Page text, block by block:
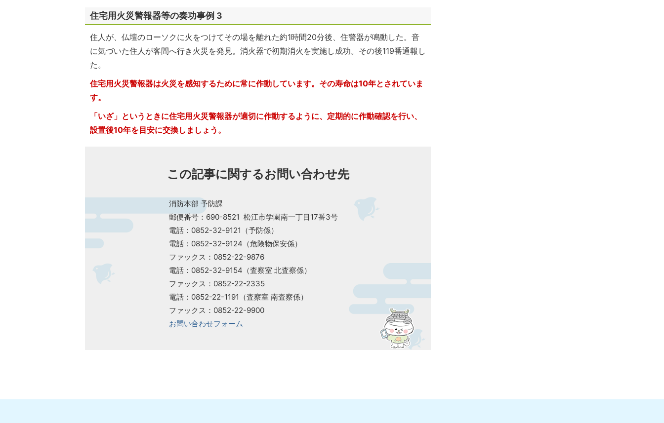
住宅用火災警報器等の奏功事例 3
住人が、仏壇のローソクに火をつけてその場を離れた約1時間20分後、住警器が鳴動した。音
に気づいた住人が客間へ行き火災を発見。消火器で初期消火を実施し成功。その後119番通報し
た。
住宅用火災警報器は火災を感知するために常に作動しています。その寿命は10年とされていま
す。
「いざ」というときに住宅用火災警報器が適切に作動するように、定期的に作動確認を行い、
設置後10年を目安に交換しましょう。
この記事に関するお問い合わせ先
消防本部 予防課
郵便番号：690-8521 松江市学園南一丁目17番3号
電話：0852-32-9121（予防係）
電話：0852-32-9124（危険物保安係）
ファックス：0852-22-9876
電話：0852-32-9154（査察室 北査察係）
ファックス：0852-22-2335
電話：0852-22-1191（査察室 南査察係）
ファックス：0852-22-9900
お問い合わせフォーム